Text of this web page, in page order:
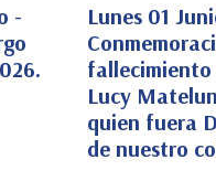
-
Ver
Lunes 01
fallecimiento
Lucy
quien fuera
de nuestro